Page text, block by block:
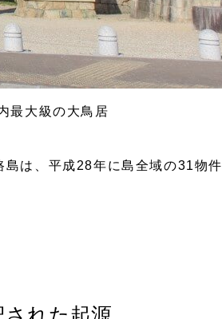
最大級の大鳥居
は、平成28年に島全域の31物件